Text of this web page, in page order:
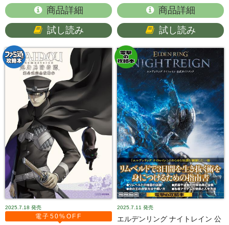
商品詳細
試し読み
商品詳細
試し読み
2025.7.18 発売
電子50%OFF
2025.7.11 発売
エルデンリング ナイトレイン 公